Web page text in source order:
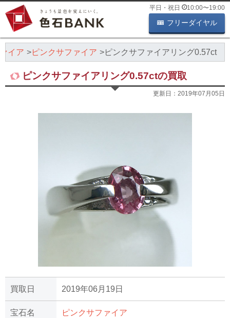
平日・祝日 10:00〜19:00
フリーダイヤル
イア ピンクサファイア ピンクサファイアリング0.57ct
ピンクサファイアリング0.57ctの買取
更新日： 2019年07月05日
買取日 2019年06月19日
宝石名 ピンクサファイア